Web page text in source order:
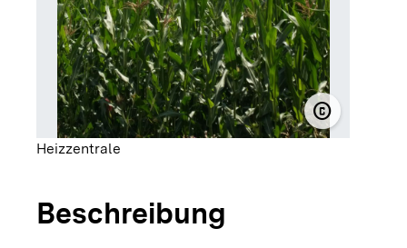
copyright
©
Heizzentrale
Beschreibung